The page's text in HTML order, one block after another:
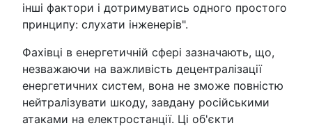
інші фактори і дотримуватись одного простого
принципу: слухати інженерів".
Фахівці в енергетичній сфері зазначають, що,
незважаючи на важливість децентралізації
енергетичних систем, вона не зможе повністю
нейтралізувати шкоду, завдану російськими
атаками на електростанції. Ці об'єкти